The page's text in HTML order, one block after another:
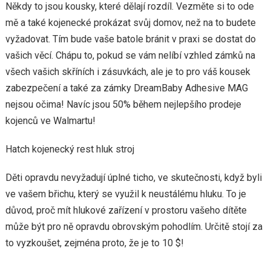
Někdy to jsou kousky, které dělají rozdíl. Vezměte si to ode
mě a také kojenecké prokázat svůj domov, než na to budete
vyžadovat. Tím bude vaše batole bránit v praxi se dostat do
vašich věcí. Chápu to, pokud se vám nelíbí vzhled zámků na
všech vašich skříních i zásuvkách, ale je to pro váš kousek
zabezpečení a také za zámky DreamBaby Adhesive MAG
nejsou očima! Navíc jsou 50% během nejlepšího prodeje
kojenců ve Walmartu!
Hatch kojenecký rest hluk stroj
Děti opravdu nevyžadují úplné ticho, ve skutečnosti, když byli
ve vašem břichu, který se využil k neustálému hluku. To je
důvod, proč mít hlukové zařízení v prostoru vašeho dítěte
může být pro ně opravdu obrovským pohodlím. Určitě stojí za
to vyzkoušet, zejména proto, že je to 10 $!